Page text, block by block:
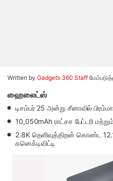
Written by Gadgets 360 Staff
ஹைலைட்ஸ்
டிசம்பர் 25 அன்று சீனாவில்
10,050mAh ராட்சச பேட்டரி
2.8K தெளிவுத்திறன் கொண்ட
கனெக்டிவிட்டி